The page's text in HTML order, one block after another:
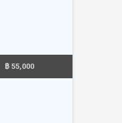
฿ 55,000